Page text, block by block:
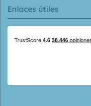
Enlaces útiles